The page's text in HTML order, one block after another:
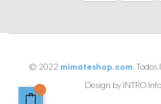
© 2022 mimateshop.com.
Design by INTRO